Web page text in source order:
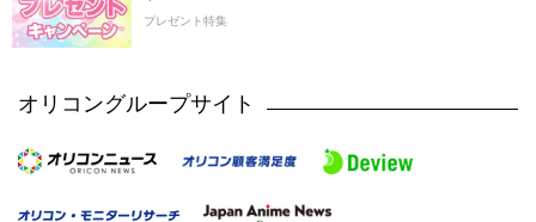
プレゼント特集
オリコングループサイト